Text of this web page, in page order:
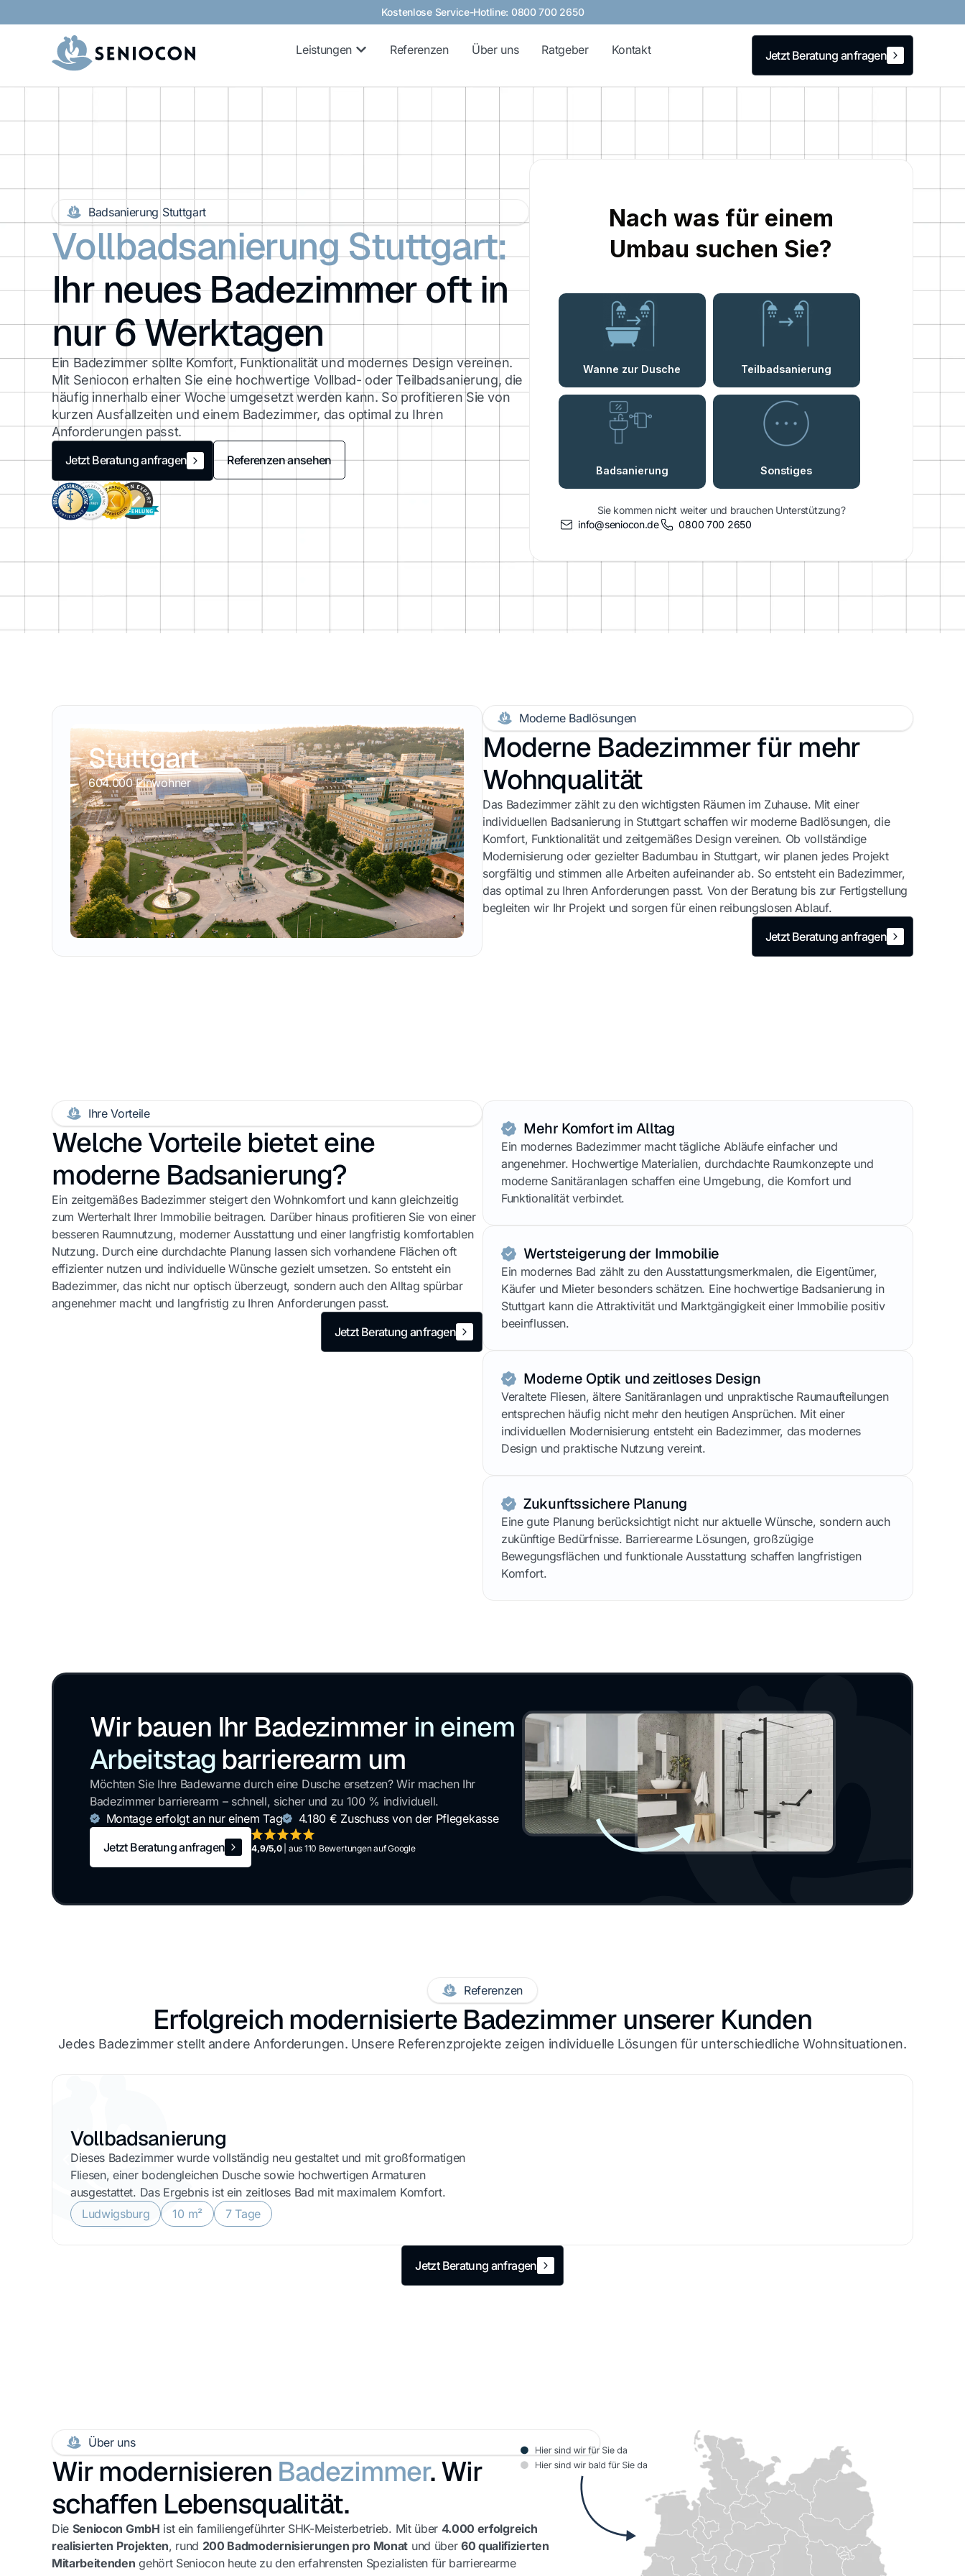
Kostenlose Service-Hotline: 0800 700 2650
Leistungen Referenzen Über uns Ratgeber Kontakt
Jetzt Beratung anfragen
Badsanierung Stuttgart
Vollbadsanierung Stuttgart:
Ihr neues Badezimmer oft in
nur 6 Werktagen
Ein Badezimmer sollte Komfort, Funktionalität und modernes Design vereinen.
Mit Seniocon erhalten Sie eine hochwertige Vollbad- oder Teilbadsanierung, die
häufig innerhalb einer Woche umgesetzt werden kann. So profitieren Sie von
kurzen Ausfallzeiten und einem Badezimmer, das optimal zu Ihren
Anforderungen passt.
Jetzt Beratung anfragen
Referenzen ansehen
Sie kommen nicht weiter und brauchen Unterstützung?
info@seniocon.de
0800 700 2650
Stuttgart
604.000 Einwohner
Moderne Badlösungen
Moderne Badezimmer für mehr
Wohnqualität
Das Badezimmer zählt zu den wichtigsten Räumen im Zuhause. Mit einer
individuellen Badsanierung in Stuttgart schaffen wir moderne Badlösungen, die
Komfort, Funktionalität und zeitgemäßes Design vereinen. Ob vollständige
Modernisierung oder gezielter Badumbau in Stuttgart, wir planen jedes Projekt
sorgfältig und stimmen alle Arbeiten aufeinander ab. So entsteht ein Badezimmer,
das optimal zu Ihren Anforderungen passt. Von der Beratung bis zur Fertigstellung
begleiten wir Ihr Projekt und sorgen für einen reibungslosen Ablauf.
Jetzt Beratung anfragen
Ihre Vorteile
Welche Vorteile bietet eine
moderne Badsanierung?
Ein zeitgemäßes Badezimmer steigert den Wohnkomfort und kann gleichzeitig
zum Werterhalt Ihrer Immobilie beitragen. Darüber hinaus profitieren Sie von einer
besseren Raumnutzung, moderner Ausstattung und einer langfristig komfortablen
Nutzung. Durch eine durchdachte Planung lassen sich vorhandene Flächen oft
effizienter nutzen und individuelle Wünsche gezielt umsetzen. So entsteht ein
Badezimmer, das nicht nur optisch überzeugt, sondern auch den Alltag spürbar
angenehmer macht und langfristig zu Ihren Anforderungen passt.
Jetzt Beratung anfragen
Mehr Komfort im Alltag
Ein modernes Badezimmer macht tägliche Abläufe einfacher und
angenehmer. Hochwertige Materialien, durchdachte Raumkonzepte und
moderne Sanitäranlagen schaffen eine Umgebung, die Komfort und
Funktionalität verbindet.
Wertsteigerung der Immobilie
Ein modernes Bad zählt zu den Ausstattungsmerkmalen, die Eigentümer,
Käufer und Mieter besonders schätzen. Eine hochwertige Badsanierung in
Stuttgart kann die Attraktivität und Marktgängigkeit einer Immobilie positiv
beeinflussen.
Moderne Optik und zeitloses Design
Veraltete Fliesen, ältere Sanitäranlagen und unpraktische Raumaufteilungen
entsprechen häufig nicht mehr den heutigen Ansprüchen. Mit einer
individuellen Modernisierung entsteht ein Badezimmer, das modernes
Design und praktische Nutzung vereint.
Zukunftssichere Planung
Eine gute Planung berücksichtigt nicht nur aktuelle Wünsche, sondern auch
zukünftige Bedürfnisse. Barrierearme Lösungen, großzügige
Bewegungsflächen und funktionale Ausstattung schaffen langfristigen
Komfort.
Wir bauen Ihr Badezimmerin einem
Arbeitstag barrierearm um
Möchten Sie Ihre Badewanne durch eine Dusche ersetzen? Wir machen Ihr
Badezimmer barrierearm – schnell, sicher und zu 100 % individuell.
Montage erfolgt an nur einem Tag
4.180 € Zuschuss von der Pflegekasse
Jetzt Beratung anfragen
4,9/5,0| aus 110 Bewertungen auf Google
Referenzen
Erfolgreich modernisierte Badezimmer unserer Kunden
Jedes Badezimmer stellt andere Anforderungen. Unsere Referenzprojekte zeigen individuelle Lösungen für unterschiedliche Wohnsituationen.
Vollbadsanierung
Dieses Badezimmer wurde vollständig neu gestaltet und mit großformatigen
Fliesen, einer bodengleichen Dusche sowie hochwertigen Armaturen
ausgestattet. Das Ergebnis ist ein zeitloses Bad mit maximalem Komfort.
Ludwigsburg
10 m² 7 Tage
Vorher
Jetzt Beratung anfragen
Über uns
Wir modernisieren Badezimmer. Wir
schaffen Lebensqualität.
Die Seniocon GmbH ist ein familiengeführter SHK-Meisterbetrieb. Mit über 4.000 erfolgreich
realisierten Projekten, rund 200 Badmodernisierungen pro Monat und über 60 qualifizierten
Mitarbeitenden gehört Seniocon heute zu den erfahrensten Spezialisten für barrierearme